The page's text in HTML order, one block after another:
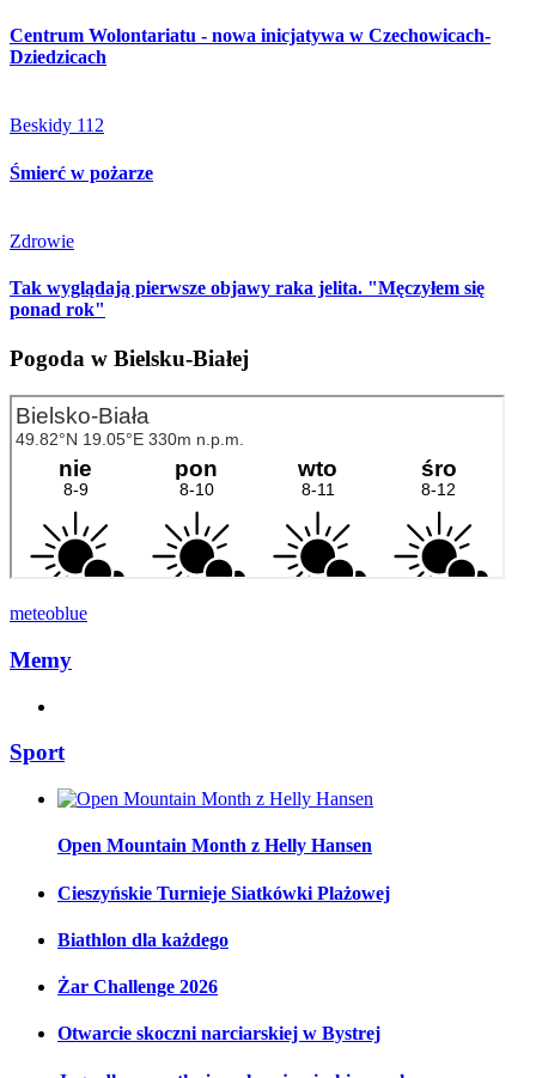
Centrum Wolontariatu - nowa inicjatywa w Czechowicach-
Dziedzicach
Beskidy 112
Śmierć w pożarze
Zdrowie
Tak wyglądają pierwsze objawy raka jelita. "Męczyłem się
ponad rok"
Pogoda w Bielsku-Białej
meteoblue
Memy
Sport
Open Mountain Month z Helly Hansen
Cieszyńskie Turnieje Siatkówki Plażowej
Biathlon dla każdego
Żar Challenge 2026
Otwarcie skoczni narciarskiej w Bystrej